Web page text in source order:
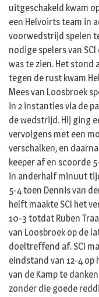
uitgeschakeld kwam
een Helvoirts team in
voorwedstrijd spelen
nodige spelers van
was te zien. Het stond
tegen de rust kwam
Mees van Loosbroek
in 2 instanties via de
de wedstrijd. Hij ging
vervolgens met een
verschalken, en
keeper af en scoorde
in anderhalf minuut
5-4 toen Dennis van
helft maakte SCI het
10-3 totdat Ruben
van Loosbroek op de
doeltreffend af. SCI
eindstand van 12-4 op
van de Kamp te
zonder die goede